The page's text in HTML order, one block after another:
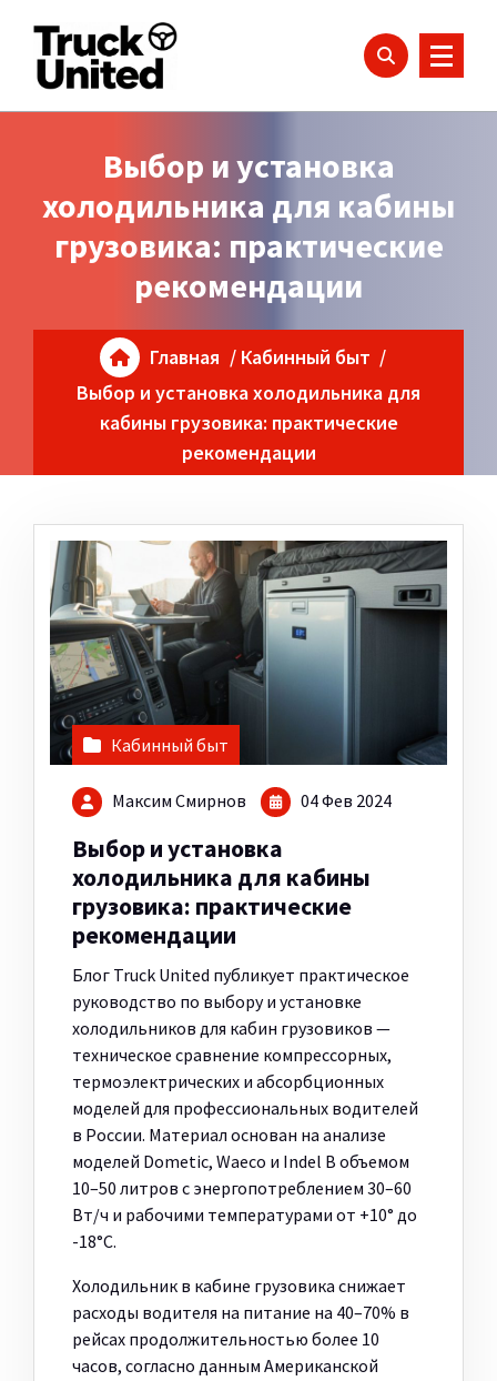
Выбор и установка
холодильника для кабины
грузовика: практические
рекомендации
Главная / Кабинный быт /
Выбор и установка холодильника для
кабины грузовика: практические
рекомендации
Кабинный быт
Максим Смирнов 04 Фев 2024
Выбор и установка
холодильника для кабины
грузовика: практические
рекомендации
Блог Truck United публикует практическое
руководство по выбору и установке
холодильников для кабин грузовиков —
техническое сравнение компрессорных,
термоэлектрических и абсорбционных
моделей для профессиональных водителей
в России. Материал основан на анализе
моделей Dometic, Waeco и Indel B объемом
10–50 литров с энергопотреблением 30–60
Вт/ч и рабочими температурами от +10° до
-18°C.
Холодильник в кабине грузовика снижает
расходы водителя на питание на 40–70% в
рейсах продолжительностью более 10
часов, согласно данным Американской